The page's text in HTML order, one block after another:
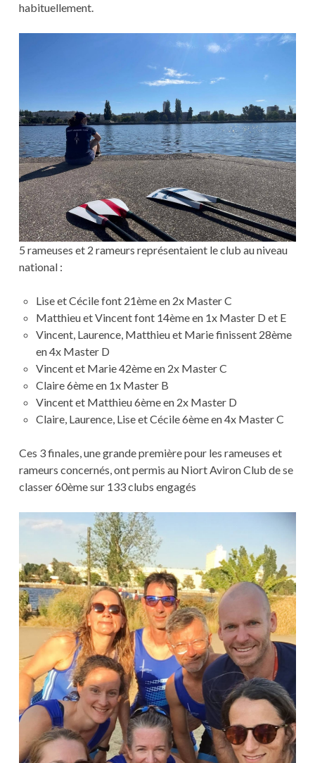
habituellement.
5 rameuses et 2 rameurs représentaient le club au niveau
national :
Lise et Cécile font 21ème en 2x Master C
Matthieu et Vincent font 14ème en 1x Master D et E
Vincent, Laurence, Matthieu et Marie finissent 28ème
en 4x Master D
Vincent et Marie 42ème en 2x Master C
Claire 6ème en 1x Master B
Vincent et Matthieu 6ème en 2x Master D
Claire, Laurence, Lise et Cécile 6ème en 4x Master C
Ces 3 finales, une grande première pour les rameuses et
rameurs concernés, ont permis au Niort Aviron Club de se
classer 60ème sur 133 clubs engagés